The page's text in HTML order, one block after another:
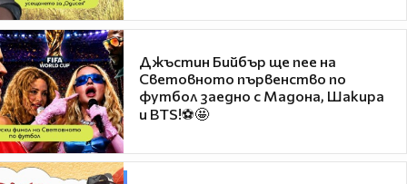
Джъстин Бийбър ще пее на
Световното първенство по
футбол заедно с Мадона, Шакира
и BTS!⚽🤩